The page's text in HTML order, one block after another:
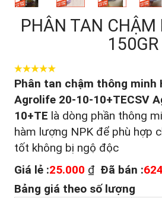
PHÂN TAN CHẬM
150GR
Phân tan chậm thông minh
Agrolife 20-10-10+TECSV
10+TE là dòng phần thông
hàm lượng NPK để phù hợp
tốt không bị ngộ độc
Giá lẻ :25.000 ₫ Đã bán :
Bảng giá theo số lượng